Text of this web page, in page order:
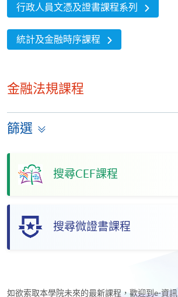
行政人員文憑及證書課程系列
統計及金融時序課程
金融法規課程
篩選
搜尋CEF課程
搜尋微證書課程
如欲索取本學院未來的最新課程，歡迎到e-資訊